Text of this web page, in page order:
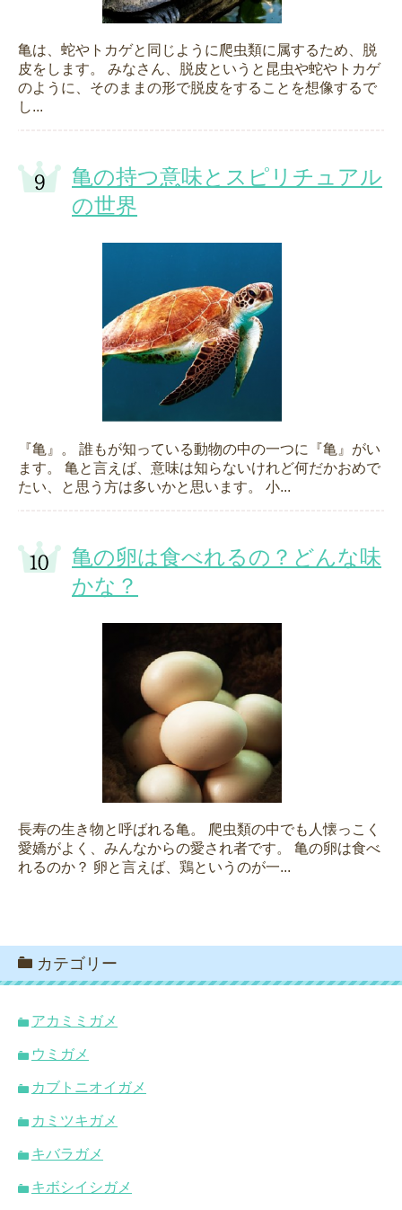
亀は、蛇やトカゲと同じように爬虫類に属するため、脱
皮をします。 みなさん、脱皮というと昆虫や蛇やトカゲ
のように、そのままの形で脱皮をすることを想像するで
し...
亀の持つ意味とスピリチュアル
の世界
『亀』。 誰もが知っている動物の中の一つに『亀』がい
ます。 亀と言えば、意味は知らないけれど何だかおめで
たい、と思う方は多いかと思います。 小...
亀の卵は食べれるの？どんな味
かな？
長寿の生き物と呼ばれる亀。 爬虫類の中でも人懐っこく
愛嬌がよく、みんなからの愛され者です。 亀の卵は食べ
れるのか？ 卵と言えば、鶏というのが一...
カテゴリー
アカミミガメ
ウミガメ
カブトニオイガメ
カミツキガメ
キバラガメ
キボシイシガメ